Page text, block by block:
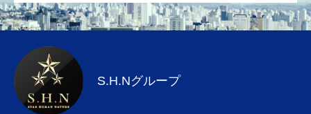
03-6427-1827
S.H.Nグループ